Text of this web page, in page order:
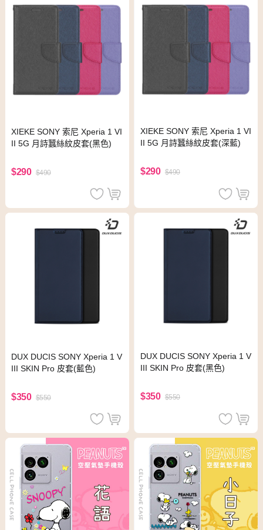
XIEKE SONY 索尼 Xperia 1 VI
II 5G 月詩蠶絲紋皮套(黑色)
$290 $490
XIEKE SONY 索尼 Xperia 1 VI
II 5G 月詩蠶絲紋皮套(深藍)
$290 $490
DUX DUCIS SONY Xperia 1 V
III SKIN Pro 皮套(藍色)
$350 $550
DUX DUCIS SONY Xperia 1 V
III SKIN Pro 皮套(黑色)
$350 $550